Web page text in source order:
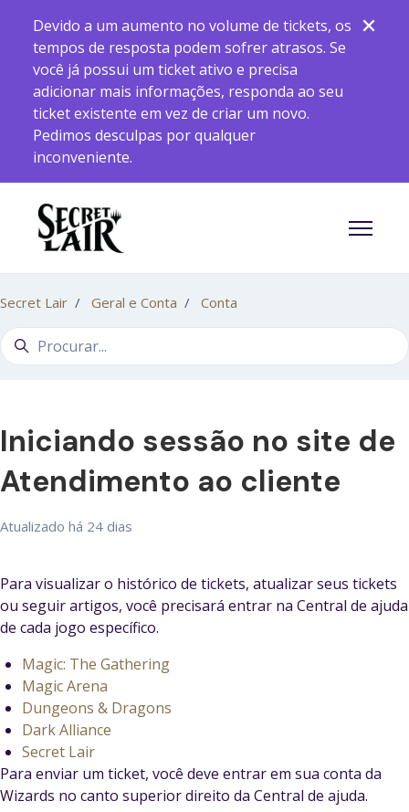
Devido a um aumento no volume de tickets, os
tempos de resposta podem sofrer atrasos. Se
você já possui um ticket ativo e precisa
adicionar mais informações, responda ao seu
ticket existente em vez de criar um novo.
Pedimos desculpas por qualquer
inconveniente.
Alternar
Secret Lair Geral e Conta Conta
Pesquisa
Iniciando sessão no site de
Atendimento ao cliente
Atualizado há 24 dias
Para visualizar o histórico de tickets, atualizar seus tickets
ou seguir artigos, você precisará entrar na Central de ajuda
de cada jogo específico.
Magic: The Gathering
Magic Arena
Dungeons & Dragons
Dark Alliance
Secret Lair
Para enviar um ticket, você deve entrar em sua conta da
Wizards no canto superior direito da Central de ajuda.